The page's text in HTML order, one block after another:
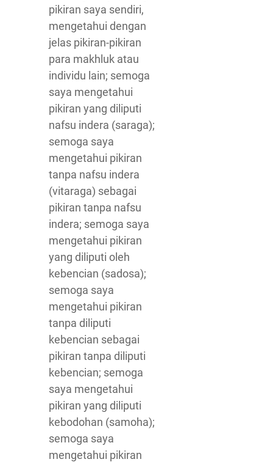
pikiran saya sendiri,
mengetahui dengan
jelas pikiran-pikiran
para makhluk atau
individu lain; semoga
saya mengetahui
pikiran yang diliputi
nafsu indera (saraga);
semoga saya
mengetahui pikiran
tanpa nafsu indera
(vitaraga) sebagai
pikiran tanpa nafsu
indera; semoga saya
mengetahui pikiran
yang diliputi oleh
kebencian (sadosa);
semoga saya
mengetahui pikiran
tanpa diliputi
kebencian sebagai
pikiran tanpa diliputi
kebencian; semoga
saya mengetahui
pikiran yang diliputi
kebodohan (samoha);
semoga saya
mengetahui pikiran